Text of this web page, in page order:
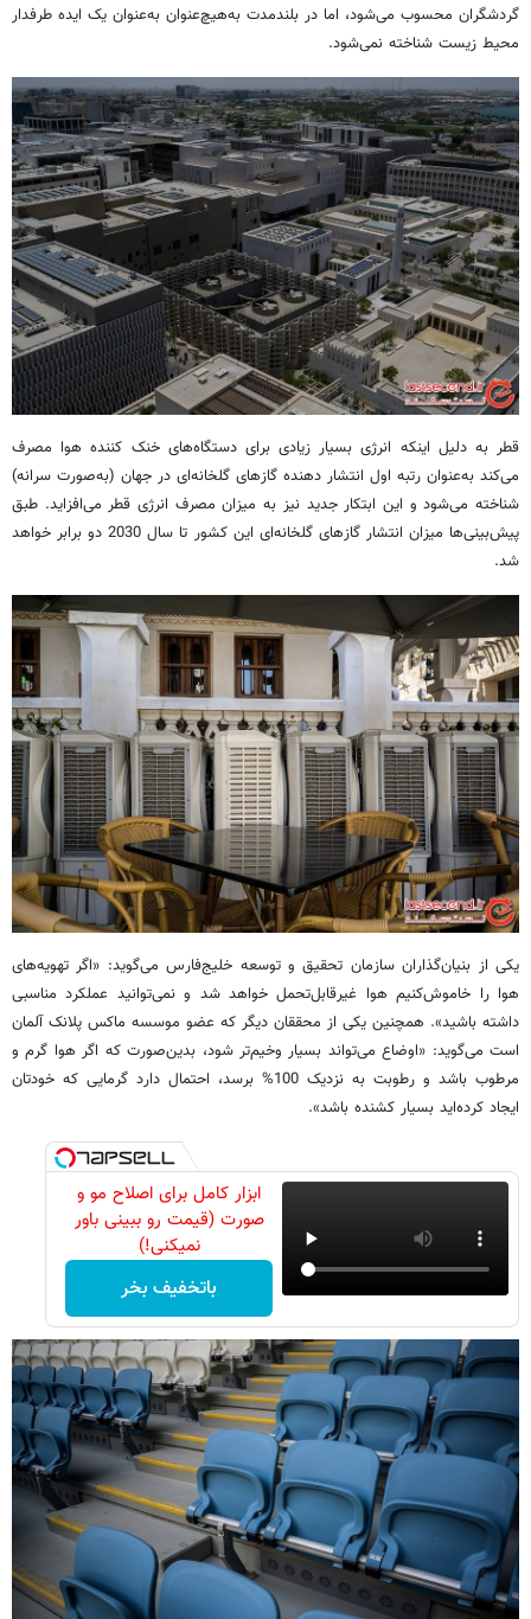
گردشگران محسوب می‌شود، اما در بلندمدت به‌هیچ‌عنوان به‌عنوان یک ایده طرفدار
محیط‌ زیست شناخته نمی‌شود.
قطر به دلیل اینکه انرژی بسیار زیادی برای دستگاه‌های خنک‌ کننده هوا مصرف
می‌کند به‌عنوان رتبه اول انتشار دهنده گازهای گلخانه‌ای در جهان (به‌صورت سرانه)
شناخته می‌شود و این ابتکار جدید نیز به میزان مصرف انرژی قطر می‌افزاید. طبق
پیش‌بینی‌ها میزان انتشار گازهای گلخانه‌ای این کشور تا سال 2030 دو برابر خواهد
شد.
یکی از بنیان‌گذاران سازمان تحقیق و توسعه خلیج‌فارس می‌گوید: «اگر تهویه‌های
هوا را خاموش‌کنیم هوا غیرقابل‌تحمل خواهد شد و نمی‌توانید عملکرد مناسبی
داشته باشید». همچنین یکی از محققان دیگر که عضو موسسه ماکس پلانک آلمان
است می‌گوید: «اوضاع می‌تواند بسیار وخیم‌تر شود، بدین‌صورت که اگر هوا گرم و
مرطوب باشد و رطوبت به نزدیک 100% برسد، احتمال دارد گرمایی که خودتان
ایجاد کرده‌اید بسیار کشنده باشد».
ابزار کامل برای اصلاح مو و
صورت (قیمت رو ببینی باور
نمیکنی!)
باتخفیف بخر